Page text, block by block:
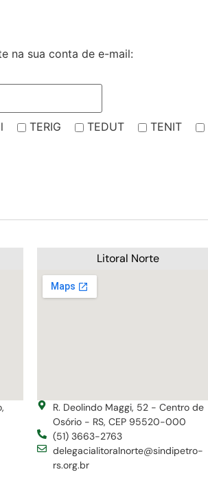
na sua conta de e-mail:
TERIG TEDUT TENIT
Litoral Norte
R. Deolindo Maggi, 52 - Centro de
Osório - RS, CEP 95520-000
(51) 3663-2763
delegacialitoralnorte@sindipetro-
rs.org.br